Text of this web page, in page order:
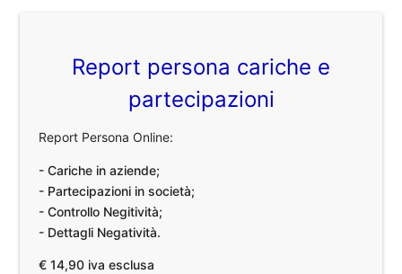
Report persona cariche e
partecipazioni
Report Persona Online:
- Cariche in aziende;
- Partecipazioni in società;
- Controllo Negitività;
- Dettagli Negatività.
€ 14,90 iva esclusa